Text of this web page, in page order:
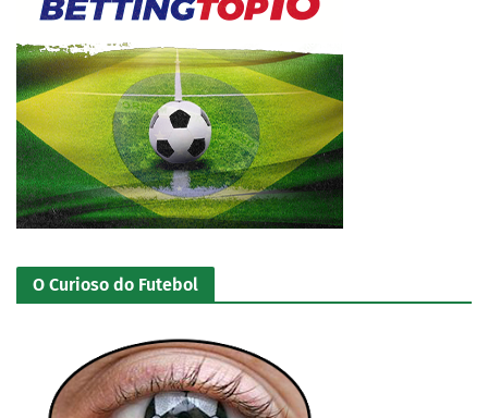
O Curioso do Futebol